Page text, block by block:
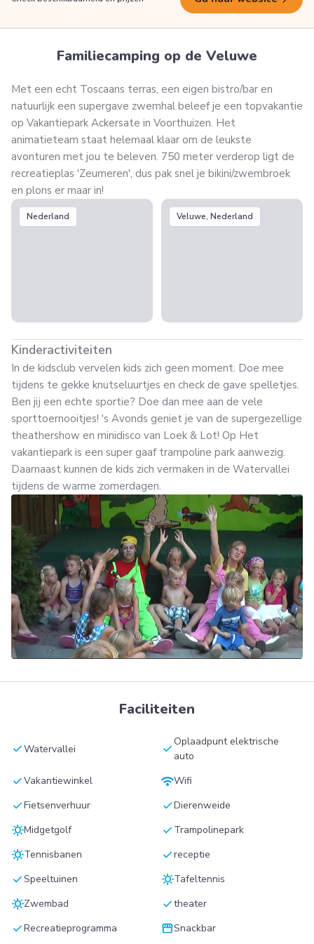
Familiecamping op de Veluwe
Met een echt Toscaans terras, een eigen bistro/bar en
natuurlijk een supergave zwemhal beleef je een topvakantie
op Vakantiepark Ackersate in Voorthuizen. Het
animatieteam staat helemaal klaar om de leukste
avonturen met jou te beleven. 750 meter verderop ligt de
recreatieplas 'Zeumeren', dus pak snel je bikini/zwembroek
en plons er maar in!
Nederland Veluwe, Nederland
Kinderactiviteiten
In de kidsclub vervelen kids zich geen moment. Doe mee
tijdens te gekke knutseluurtjes en check de gave spelletjes.
Ben jij een echte sportie? Doe dan mee aan de vele
sporttoernooitjes! 's Avonds geniet je van de supergezellige
theathershow en minidisco van Loek & Lot! Op Het
vakantiepark is een super gaaf trampoline park aanwezig.
Daarnaast kunnen de kids zich vermaken in de Watervallei
tijdens de warme zomerdagen.
Faciliteiten
checkWatervallei check Oplaadpunt elektrische
auto
checkVakantiewinkel wifiWifi
checkFietsenverhuur checkDierenweide
sunnyMidgetgolf check Trampolinepark
sunnyTennisbanen checkreceptie
checkSpeeltuinen sunnyTafeltennis
sunnyZwembad checktheater
checkRecreatieprogramma storefrontSnackbar